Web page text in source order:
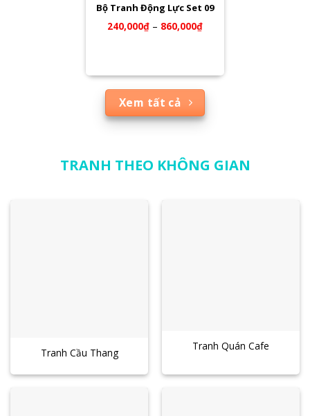
Bộ Tranh Động Lực Set 09
240,000₫ – 860,000₫
Xem tất cả
TRANH THEO KHÔNG GIAN
Tranh Cầu Thang
Tranh Quán Cafe